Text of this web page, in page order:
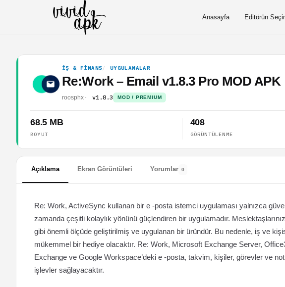
Anasayfa Editörün
İŞ & FINANS UYGULAMALAR
Re:Work – Email v1.8.3 Pro MOD APK
roosphx v1.8.3 MOD / PREMIUM
68.5 MB
BOYUT
408
GÖRÜNTÜLENME
Açıklama Ekran Görüntüleri Yorumlar 0
Re: Work, ActiveSync kullanan bir e -posta istemci uygulaması yalnızca
zamanda çeşitli kolaylık yönünü güçlendiren bir uygulamadır.
gibi önemli ölçüde geliştirilmiş ve uygulanan bir üründür. Bu nedenle, iş ve
mükemmel bir hediye olacaktır. Re: Work, Microsoft Exchange Server,
Exchange ve Google Workspace’deki e -posta, takvim, kişiler, görevler ve
işlevler sağlayacaktır.